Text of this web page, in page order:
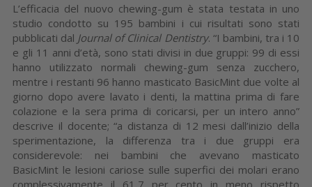
L’efficacia del nuovo chewing-gum è stata testata in uno
studio condotto su 195 bambini i cui risultati sono stati
pubblicati dal Journal of Clinical Dentistry. “I bambini, tra i 10
e gli 11 anni d’età, sono stati divisi in due gruppi: 99 di essi
hanno utilizzato normali chewing-gum senza zucchero,
mentre i restanti 96 hanno masticato BasicMint due volte al
giorno dopo avere lavato i denti, la mattina prima di fare
colazione e la sera prima di coricarsi, per un intero anno”
descrive il docente; “a distanza di 12 mesi dall’inizio della
sperimentazione, la differenza tra i due gruppi era
considerevole: nei bambini che avevano masticato
BasicMint le lesioni cariose sulle superfici dei molari erano
complessivamente il 61,7 per cento in meno rispetto